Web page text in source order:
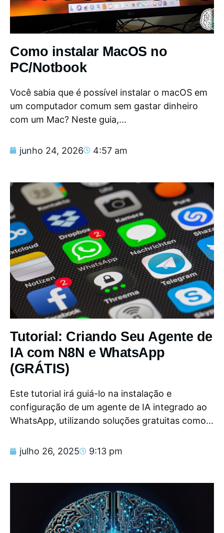
Como instalar MacOS no
PC/Notbook
Você sabia que é possível instalar o macOS em
um computador comum sem gastar dinheiro
com um Mac? Neste guia,...
junho 24, 2026 4:57 am
Tutorial: Criando Seu Agente de
IA com N8N e WhatsApp
(GRÁTIS)
Este tutorial irá guiá-lo na instalação e
configuração de um agente de IA integrado ao
WhatsApp, utilizando soluções gratuitas como...
julho 26, 2025 9:13 pm